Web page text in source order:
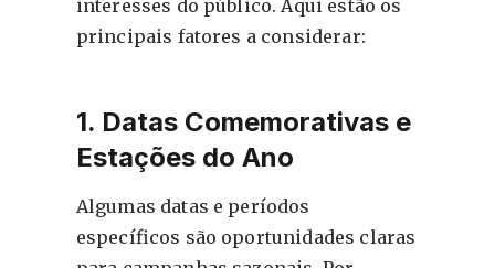
interesses do público. Aqui estão os
principais fatores a considerar:
1. Datas Comemorativas e
Estações do Ano
Algumas datas e períodos
específicos são oportunidades claras